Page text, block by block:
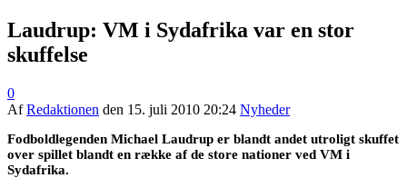
Laudrup: VM i Sydafrika var en stor
skuffelse
0
AfRedaktionen den 15. juli 2010 20:24 Nyheder
Fodboldlegenden Michael Laudrup er blandt andet utroligt skuffet
over spillet blandt en række af de store nationer ved VM i
Sydafrika.